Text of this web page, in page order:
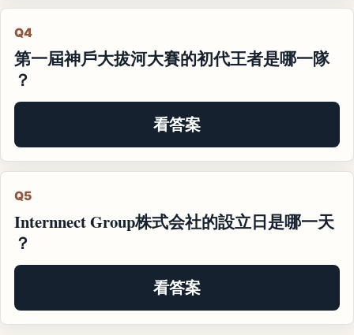
Q4
第一屆神戶大拔河大賽的初代王者是哪一隊
？
看答案
Q5
Internnect Group株式会社的設立日是哪一天
？
看答案